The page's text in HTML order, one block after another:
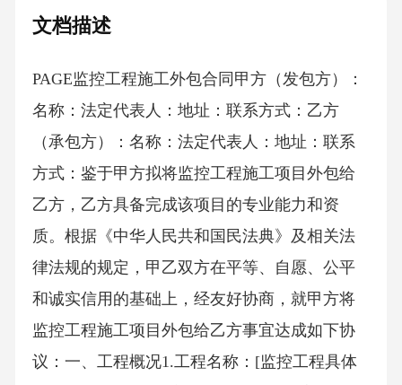
文档描述
PAGE监控工程施工外包合同甲方（发包方）：
名称：法定代表人：地址：联系方式：乙方
（承包方）：名称：法定代表人：地址：联系
方式：鉴于甲方拟将监控工程施工项目外包给
乙方，乙方具备完成该项目的专业能力和资
质。根据《中华人民共和国民法典》及相关法
律法规的规定，甲乙双方在平等、自愿、公平
和诚实信用的基础上，经友好协商，就甲方将
监控工程施工项目外包给乙方事宜达成如下协
议：一、工程概况1.工程名称：[监控工程具体